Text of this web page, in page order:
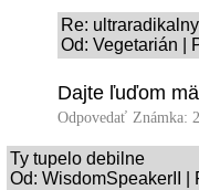
Re:
Od: Vegetarián |
Dajte ľuďom
Odpovedať Známka:
Ty tupelo debilne
Od: WisdomSpeakerII |